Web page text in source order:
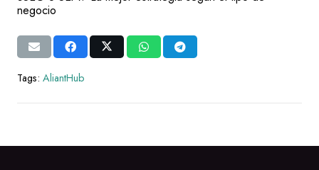
negocio
Tags: AliantHub